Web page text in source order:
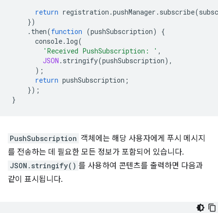
return registration .pushManager . subscribe(
})
. then(function (pushSubscription)
{
console. log(
'Received PushSubscription: ' ,
JSON . stringify(pushSubscription),
);
return pushSubscription ;
});
}
PushSubscription 객체에는 해당 사용자에게 푸시 메시지
를 전송하는 데 필요한 모든 정보가 포함되어 있습니다.
JSON.stringify() 를 사용하여 콘텐츠를 출력하면 다음과
같이 표시됩니다.